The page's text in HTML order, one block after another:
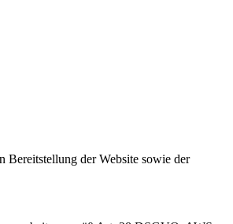
Bereitstellung der Website sowie der